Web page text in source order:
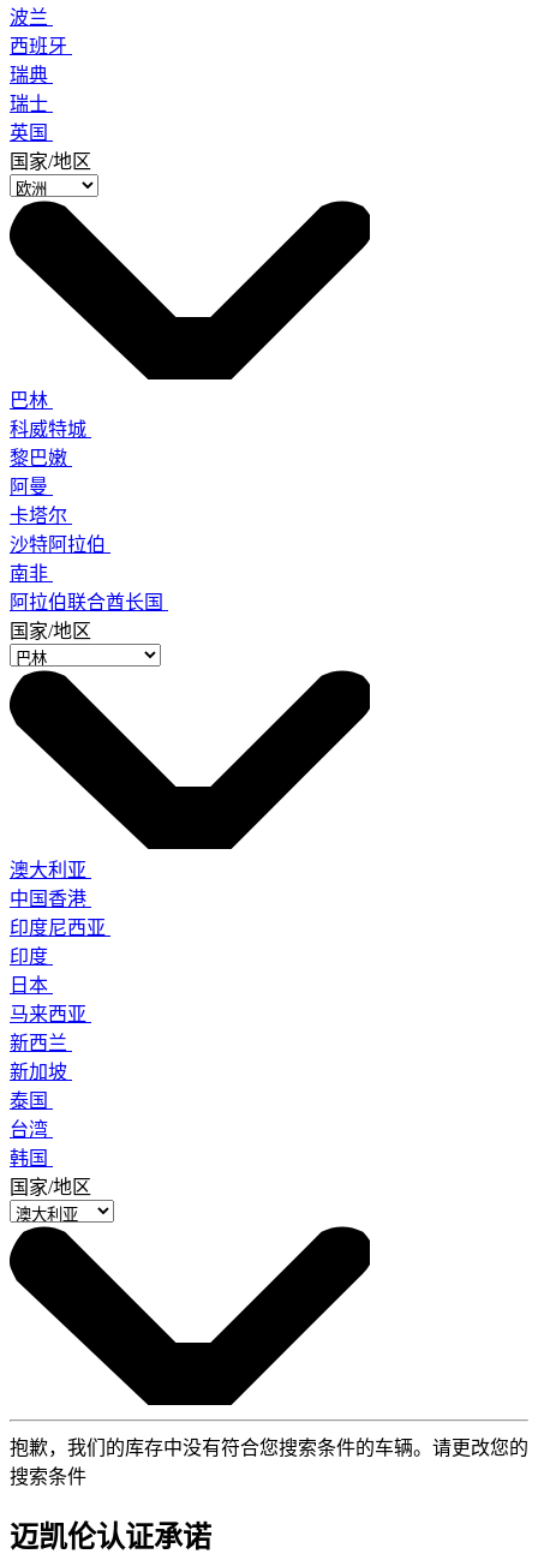
波兰
西班牙
瑞典
瑞士
英国
国家/地区
巴林
科威特城
黎巴嫩
阿曼
卡塔尔
沙特阿拉伯
南非
阿拉伯联合酋长国
国家/地区
澳大利亚
中国香港
印度尼西亚
印度
日本
马来西亚
新西兰
新加坡
泰国
台湾
韩国
国家/地区
抱歉，我们的库存中没有符合您搜索条件的车辆。请更改您的
搜索条件
迈凯伦认证承诺